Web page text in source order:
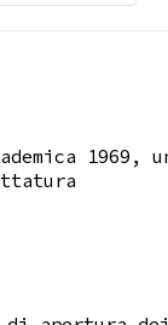
1969,